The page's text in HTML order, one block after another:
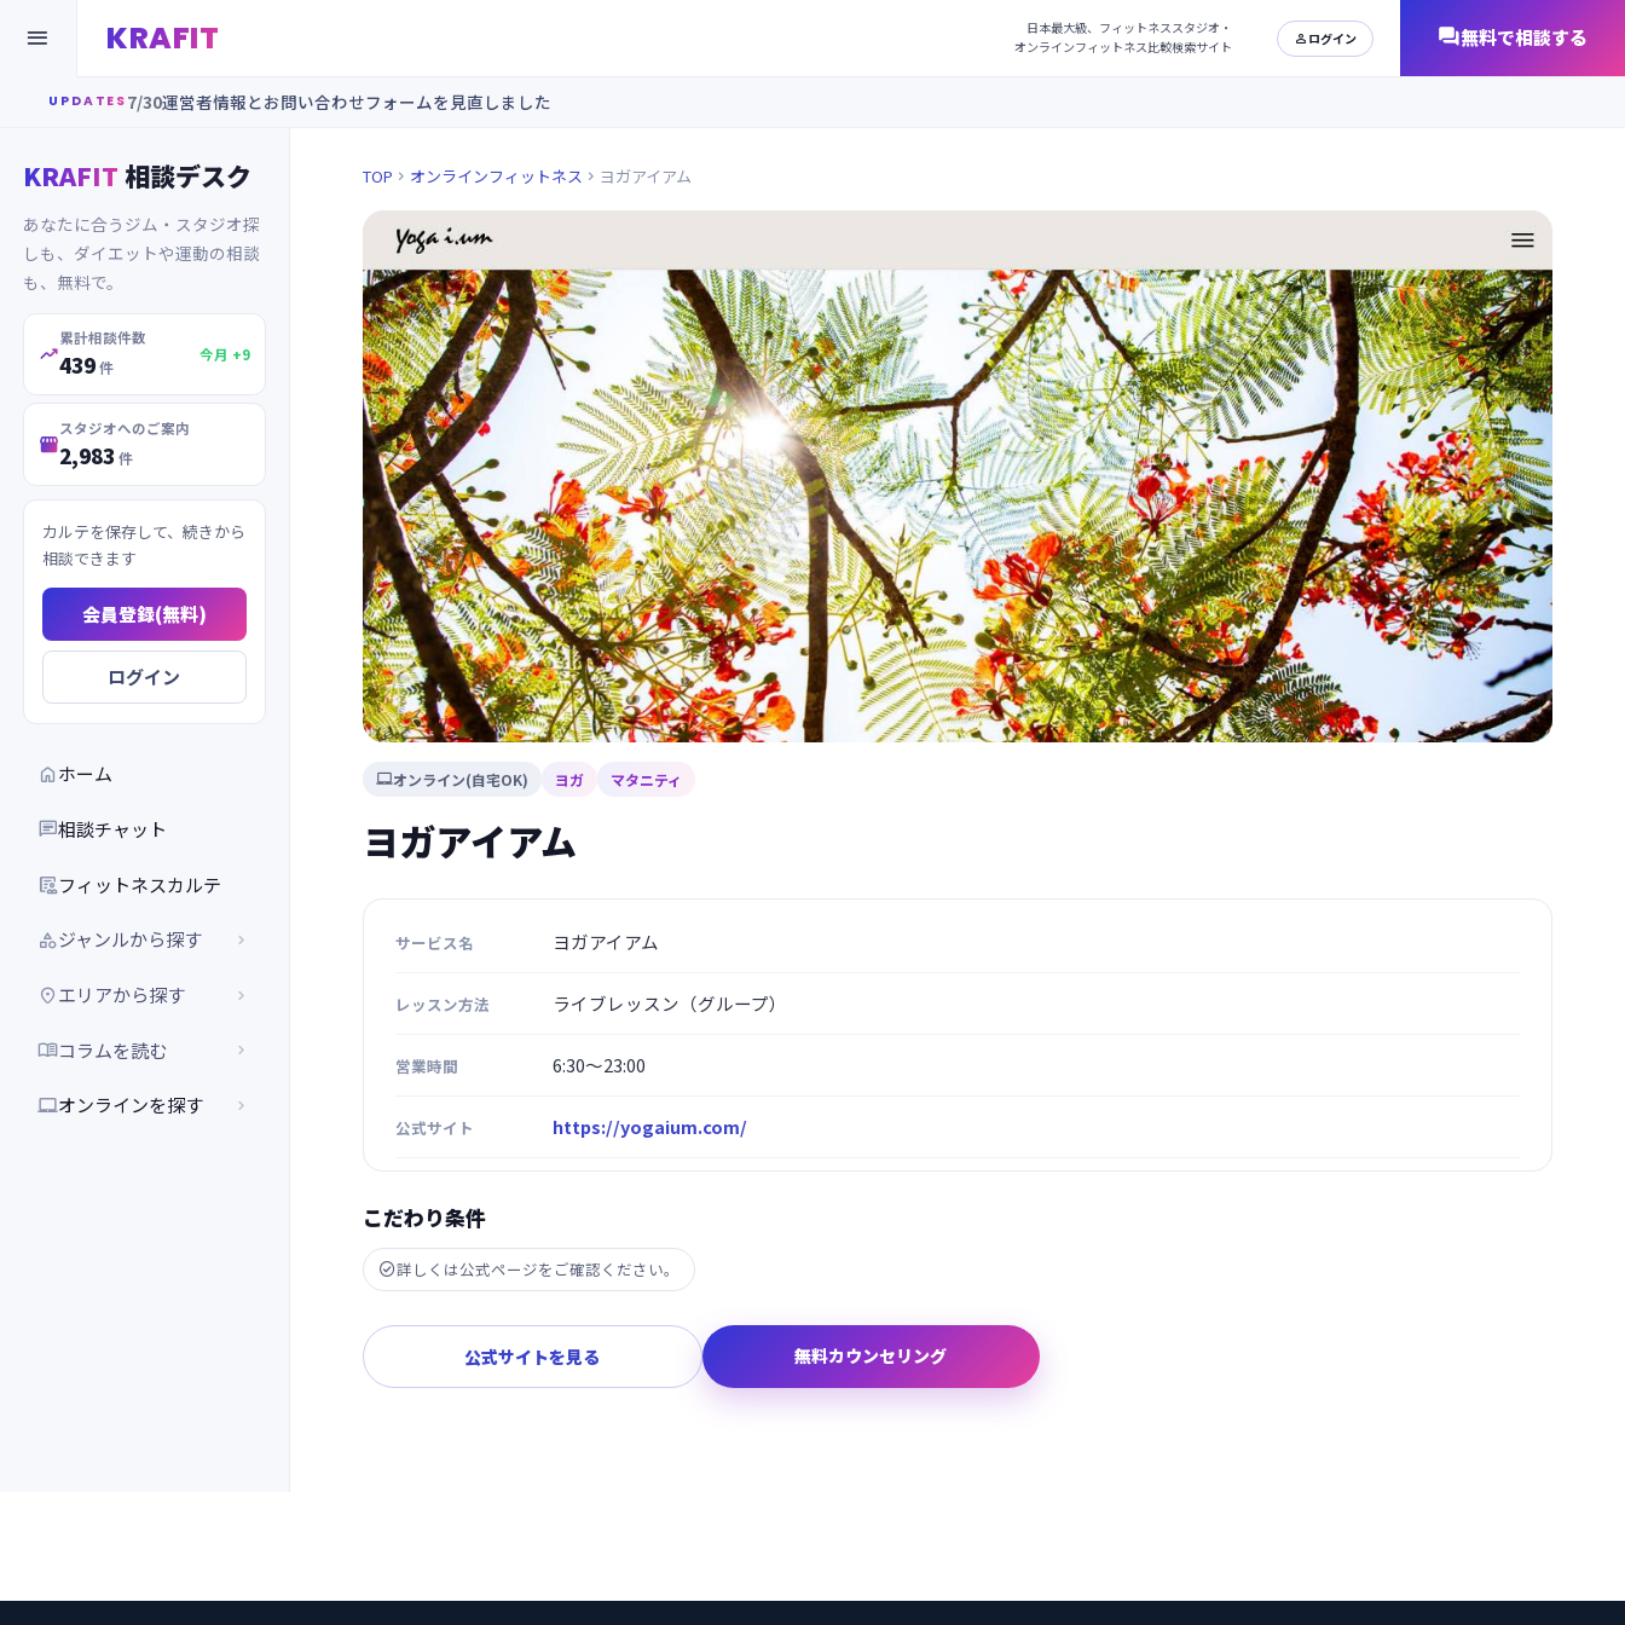
KRAFIT 日本最大級、フィットネススタジオ・
オンラインフィットネス比較検索サイト

UPDATES 7/30運営者情報とお問い合わせフォームを見直しました
KRAFIT 相談デスク
あなたに合うジム・スタジオ探
しも、ダイエットや運動の相談
も、無料で。

累計相談件数
439件
今月 +9

スタジオへのご案内
2,983 件
カルテを保存して、続きから
相談できます
会員登録(無料)
ログイン
ホーム
相談チャット
フィットネスカルテ
ジャンルから探す 
エリアから探す 
コラムを読む 
オンラインを探す 
TOP  オンラインフィットネス  ヨガアイアム
オンライン(自宅OK) ヨガ マタニティ
ヨガアイアム
サービス名 ヨガアイアム
レッスン方法 ライブレッスン（グループ）
営業時間 6:30～23:00
公式サイト https://yogaium.com/
こだわり条件
詳しくは公式ページをご確認ください。
公式サイトを見る 無料カウンセリング